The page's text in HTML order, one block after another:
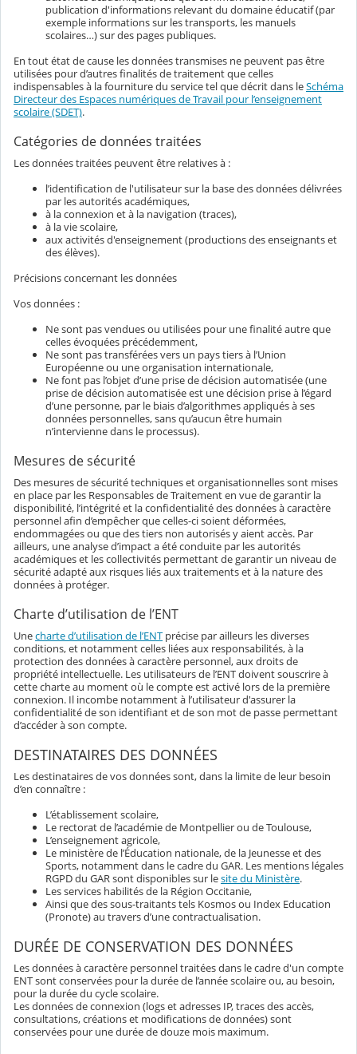
publication d'informations relevant du domaine éducatif (par
exemple informations sur les transports, les manuels
scolaires…) sur des pages publiques.
En tout état de cause les données transmises ne peuvent pas être
utilisées pour d’autres finalités de traitement que celles
indispensables à la fourniture du service tel que décrit dans leSchéma
Directeur des Espaces numériques de Travail pour l’enseignement
scolaire (SDET).
Catégories de données traitées
Les données traitées peuvent être relatives à :
l’identification de l'utilisateur sur la base des données délivrées
par les autorités académiques,
à la connexion et à la navigation (traces),
à la vie scolaire,
aux activités d'enseignement (productions des enseignants et
des élèves).
Précisions concernant les données
Vos données :
Ne sont pas vendues ou utilisées pour une finalité autre que
celles évoquées précédemment,
Ne sont pas transférées vers un pays tiers à l’Union
Européenne ou une organisation internationale,
Ne font pas l’objet d’une prise de décision automatisée (une
prise de décision automatisée est une décision prise à l’égard
d’une personne, par le biais d’algorithmes appliqués à ses
données personnelles, sans qu’aucun être humain
n’intervienne dans le processus).
Mesures de sécurité
Des mesures de sécurité techniques et organisationnelles sont mises
en place par les Responsables de Traitement en vue de garantir la
disponibilité, l’intégrité et la confidentialité des données à caractère
personnel afin d’empêcher que celles-ci soient déformées,
endommagées ou que des tiers non autorisés y aient accès. Par
ailleurs, une analyse d’impact a été conduite par les autorités
académiques et les collectivités permettant de garantir un niveau de
sécurité adapté aux risques liés aux traitements et à la nature des
données à protéger.
Charte d’utilisation de l’ENT
Unecharte d’utilisation de l’ENT précise par ailleurs les diverses
conditions, et notamment celles liées aux responsabilités, à la
protection des données à caractère personnel, aux droits de
propriété intellectuelle. Les utilisateurs de l’ENT doivent souscrire à
cette charte au moment où le compte est activé lors de la première
connexion. Il incombe notamment à l’utilisateur d'assurer la
confidentialité de son identifiant et de son mot de passe permettant
d’accéder à son compte.
DESTINATAIRES DES DONNÉES
Les destinataires de vos données sont, dans la limite de leur besoin
d’en connaître :
L’établissement scolaire,
Le rectorat de l’académie de Montpellier ou de Toulouse,
L’enseignement agricole,
Le ministère de l’Éducation nationale, de la Jeunesse et des
Sports, notamment dans le cadre du GAR. Les mentions légales
RGPD du GAR sont disponibles sur lesite du Ministère.
Les services habilités de la Région Occitanie,
Ainsi que des sous-traitants tels Kosmos ou Index Education
(Pronote) au travers d’une contractualisation.
DURÉE DE CONSERVATION DES DONNÉES
Les données à caractère personnel traitées dans le cadre d'un compte
ENT sont conservées pour la durée de l’année scolaire ou, au besoin,
pour la durée du cycle scolaire.
Les données de connexion (logs et adresses IP, traces des accès,
consultations, créations et modifications de données) sont
conservées pour une durée de douze mois maximum.